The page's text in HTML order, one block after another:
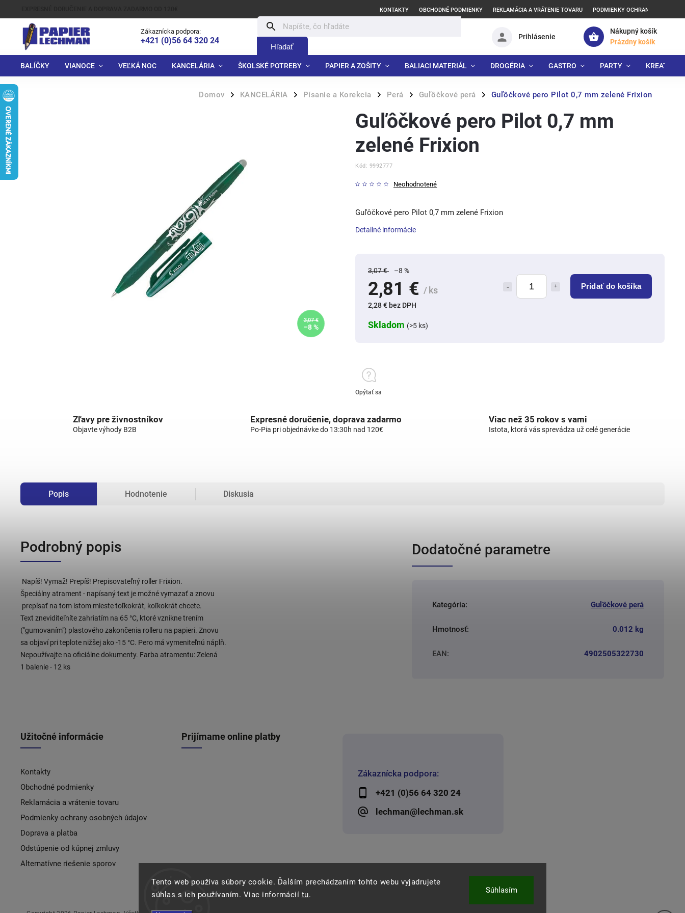
Tento web používa súbory cookie. Ďalším prechádzaním tohto webu vyjadrujete
súhlas s ich používaním. Viac informácií tu. Súhlasím
KONTAKTY OBCHODNÉ PODMIENKY REKLAMÁCIA A VRÁTENIE TOVARU PODMIENKY OCHRANY
Zákaznícka podpora:
+421 (0)56 64 320 24
Hľadať
Nákupný košík
Prázdny košík
Prihlásenie
BALÍČKY VIANOCE VEĽKÁ NOC KANCELÁRIA ŠKOLSKÉ POTREBY PAPIER A ZOŠITY BALIACI MATERIÁL DROGÉRIA GASTRO PARTY
Domov / KANCELÁRIA / Písanie a Korekcia / Perá / Guľôčkové perá / Guľôčkové pero Pilot 0,7 mm zelené Frixion
3,07 €
–8 %
3,07 € –8 %
2,81 € / ks
2,28 € bez DPH
Pridať do košíka
Skladom (>5 ks)
Guľôčkové pero Pilot 0,7 mm
zelené Frixion
Kód: 9992777
Neohodnotené
Guľôčkové pero Pilot 0,7 mm zelené Frixion
Detailné informácie
Opýtať sa
Zľavy pre živnostníkov
Objavte výhody B2B
Expresné doručenie, doprava zadarmo
Po-Pia pri objednávke do 13:30h nad 120€
Viac než 35 rokov s vami
Istota, ktorá vás sprevádza už celé generácie
Popis Hodnotenie Diskusia
Podrobný popis
Napíš! Vymaž! Prepíš! Prepisovateľný roller Frixion.
Špeciálny atrament - napísaný text je možné vymazať a znovu
prepísať na tom istom mieste toľkokrát, koľkokrát chcete.
Text zneviditeľníte zahriatím na 65 °C, ktoré vznikne trením
("gumovaním") plastového zakončenia rolleru na papieri. Znovu
sa objaví pri teplote nižšej ako -15 °C. Pero má vymeniteľnú náplň.
Nepoužívajte na oficiálne dokumenty. Farba atramentu: Zelená
1 balenie - 12 ks
Dodatočné parametre
Kategória: Guľôčkové perá
Hmotnosť: 0.012 kg
EAN: 4902505322730
Zákaznícka podpora:
+421 (0)56 64 320 24
lechman@lechman.sk
Užitočné informácie
Kontakty
Obchodné podmienky
Reklamácia a vrátenie tovaru
Podmienky ochrany osobných údajov
Doprava a platba
Odstúpenie od kúpnej zmluvy
Alternatívne riešenie sporov
Prijímame online platby